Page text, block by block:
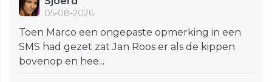
05-08-2026
Toen Marco een ongepaste opmerking in een
SMS had gezet zat Jan Roos er als de kippen
bovenop en hee...